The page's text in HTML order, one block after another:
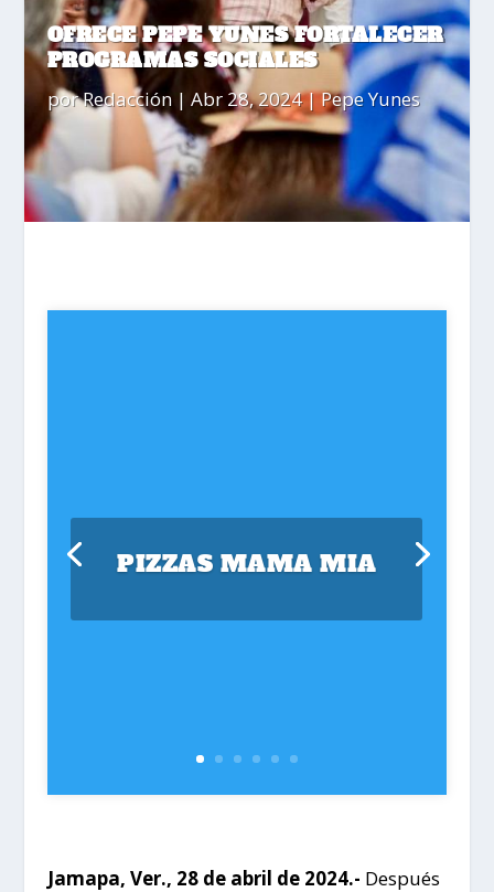
OFRECE PEPE YUNES FORTALECER
PROGRAMAS SOCIALES
porRedacción| Abr 28, 2024|Pepe Yunes
PIZZAS MAMA MIA
Jamapa, Ver., 28 de abril de 2024.- Después